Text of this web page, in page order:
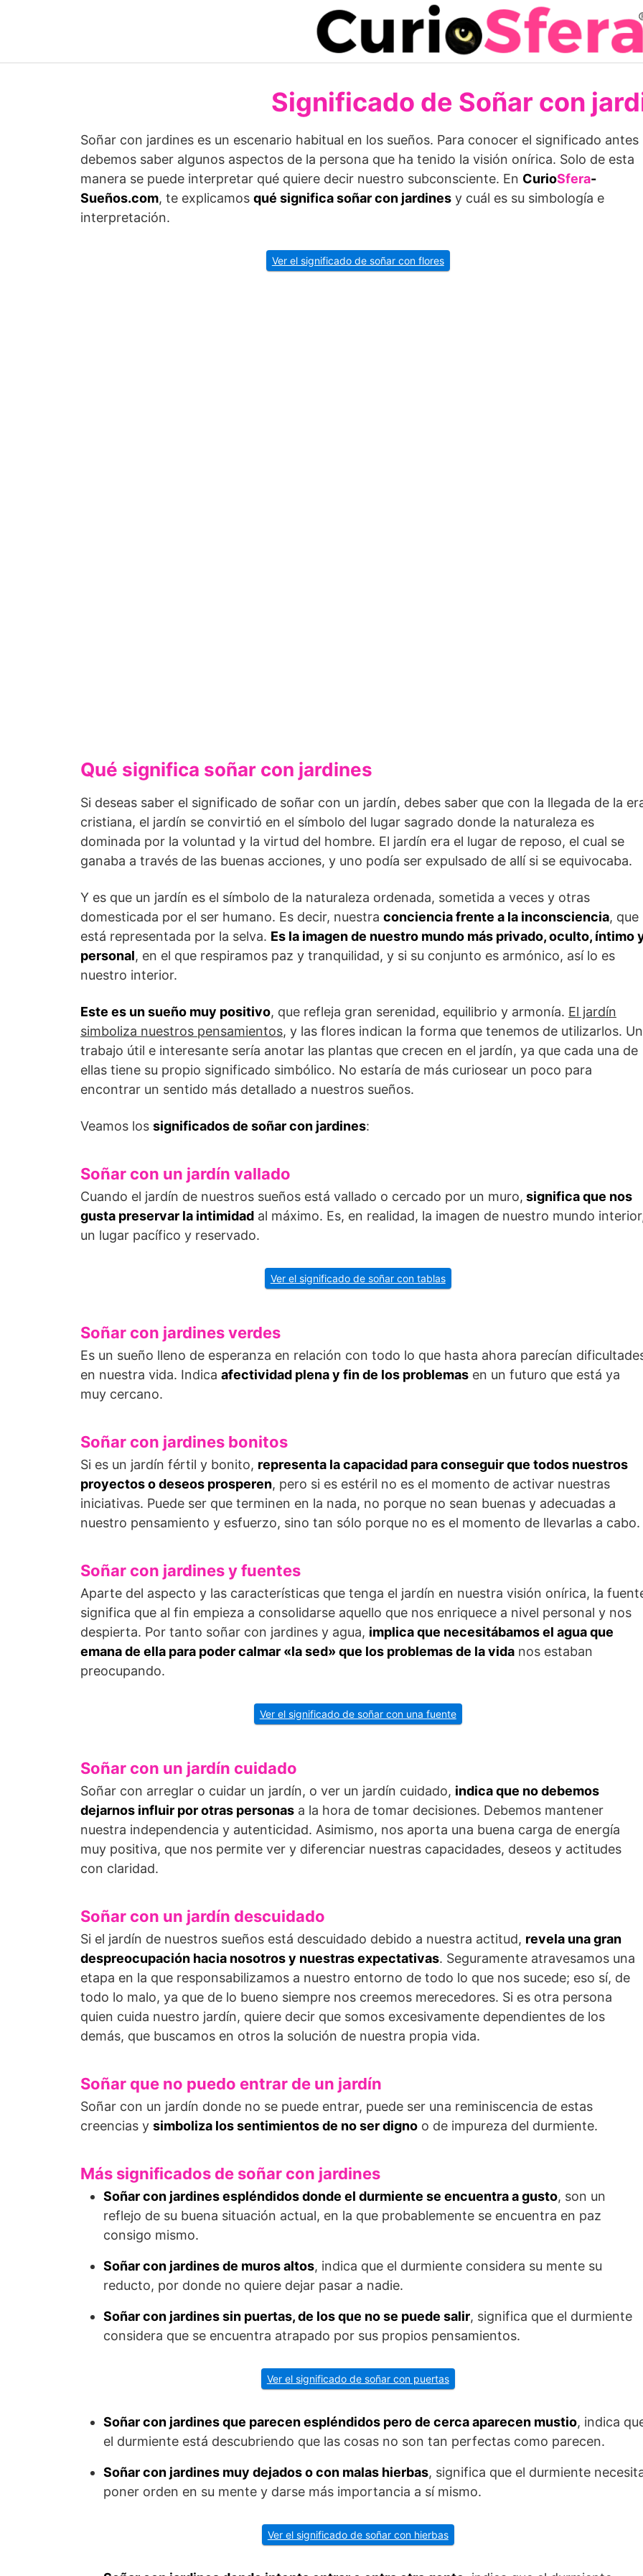
Significado de Soñar con
Soñar con jardines es un escenario habitual en los sueños. Para conocer el significado antes
debemos saber algunos aspectos de la persona que ha tenido la visión onírica. Solo de esta
manera se puede interpretar qué quiere decir nuestro subconsciente. En CurioSfera-
Sueños.com, te explicamos qué significa soñar con jardines y cuál es su simbología e
interpretación.
Ver el significado de soñar con flores
Qué significa soñar con jardines
Si deseas saber el significado de soñar con un jardín, debes saber que con la llegada de la
cristiana, el jardín se convirtió en el símbolo del lugar sagrado donde la naturaleza es
dominada por la voluntad y la virtud del hombre. El jardín era el lugar de reposo, el cual se
ganaba a través de las buenas acciones, y uno podía ser expulsado de allí si se equivocaba.
Y es que un jardín es el símbolo de la naturaleza ordenada, sometida a veces y otras
domesticada por el ser humano. Es decir, nuestra conciencia frente a la inconsciencia, que
está representada por la selva. Es la imagen de nuestro mundo más privado, oculto, íntimo
personal, en el que respiramos paz y tranquilidad, y si su conjunto es armónico, así lo es
nuestro interior.
Este es un sueño muy positivo, que refleja gran serenidad, equilibrio y armonía. El jardín
simboliza nuestros pensamientos, y las flores indican la forma que tenemos de utilizarlos. Un
trabajo útil e interesante sería anotar las plantas que crecen en el jardín, ya que cada una de
ellas tiene su propio significado simbólico. No estaría de más curiosear un poco para
encontrar un sentido más detallado a nuestros sueños.
Veamos los significados de soñar con jardines:
Soñar con un jardín vallado
Cuando el jardín de nuestros sueños está vallado o cercado por un muro, significa que nos
gusta preservar la intimidad al máximo. Es, en realidad, la imagen de nuestro mundo
un lugar pacífico y reservado.
Ver el significado de soñar con tablas
Soñar con jardines verdes
Es un sueño lleno de esperanza en relación con todo lo que hasta ahora parecían
en nuestra vida. Indica afectividad plena y fin de los problemas en un futuro que está ya
muy cercano.
Soñar con jardines bonitos
Si es un jardín fértil y bonito, representa la capacidad para conseguir que todos nuestros
proyectos o deseos prosperen, pero si es estéril no es el momento de activar nuestras
iniciativas. Puede ser que terminen en la nada, no porque no sean buenas y adecuadas a
nuestro pensamiento y esfuerzo, sino tan sólo porque no es el momento de llevarlas a cabo.
Soñar con jardines y fuentes
Aparte del aspecto y las características que tenga el jardín en nuestra visión onírica, la
significa que al fin empieza a consolidarse aquello que nos enriquece a nivel personal y nos
despierta. Por tanto soñar con jardines y agua, implica que necesitábamos el agua que
emana de ella para poder calmar «la sed» que los problemas de la vida nos estaban
preocupando.
Ver el significado de soñar con una fuente
Soñar con un jardín cuidado
Soñar con arreglar o cuidar un jardín, o ver un jardín cuidado, indica que no debemos
dejarnos influir por otras personas a la hora de tomar decisiones. Debemos mantener
nuestra independencia y autenticidad. Asimismo, nos aporta una buena carga de energía
muy positiva, que nos permite ver y diferenciar nuestras capacidades, deseos y actitudes
con claridad.
Soñar con un jardín descuidado
Si el jardín de nuestros sueños está descuidado debido a nuestra actitud, revela una gran
despreocupación hacia nosotros y nuestras expectativas. Seguramente atravesamos una
etapa en la que responsabilizamos a nuestro entorno de todo lo que nos sucede; eso sí, de
todo lo malo, ya que de lo bueno siempre nos creemos merecedores. Si es otra persona
quien cuida nuestro jardín, quiere decir que somos excesivamente dependientes de los
demás, que buscamos en otros la solución de nuestra propia vida.
Soñar que no puedo entrar de un jardín
Soñar con un jardín donde no se puede entrar, puede ser una reminiscencia de estas
creencias y simboliza los sentimientos de no ser digno o de impureza del durmiente.
Más significados de soñar con jardines
Soñar con jardines espléndidos donde el durmiente se encuentra a gusto, son un
reflejo de su buena situación actual, en la que probablemente se encuentra en paz
consigo mismo.
Soñar con jardines de muros altos, indica que el durmiente considera su mente su
reducto, por donde no quiere dejar pasar a nadie.
Soñar con jardines sin puertas, de los que no se puede salir, significa que el durmiente
considera que se encuentra atrapado por sus propios pensamientos.
Ver el significado de soñar con puertas
Soñar con jardines que parecen espléndidos pero de cerca aparecen mustio, indica
el durmiente está descubriendo que las cosas no son tan perfectas como parecen.
Soñar con jardines muy dejados o con malas hierbas, significa que el durmiente
poner orden en su mente y darse más importancia a sí mismo.
Ver el significado de soñar con hierbas